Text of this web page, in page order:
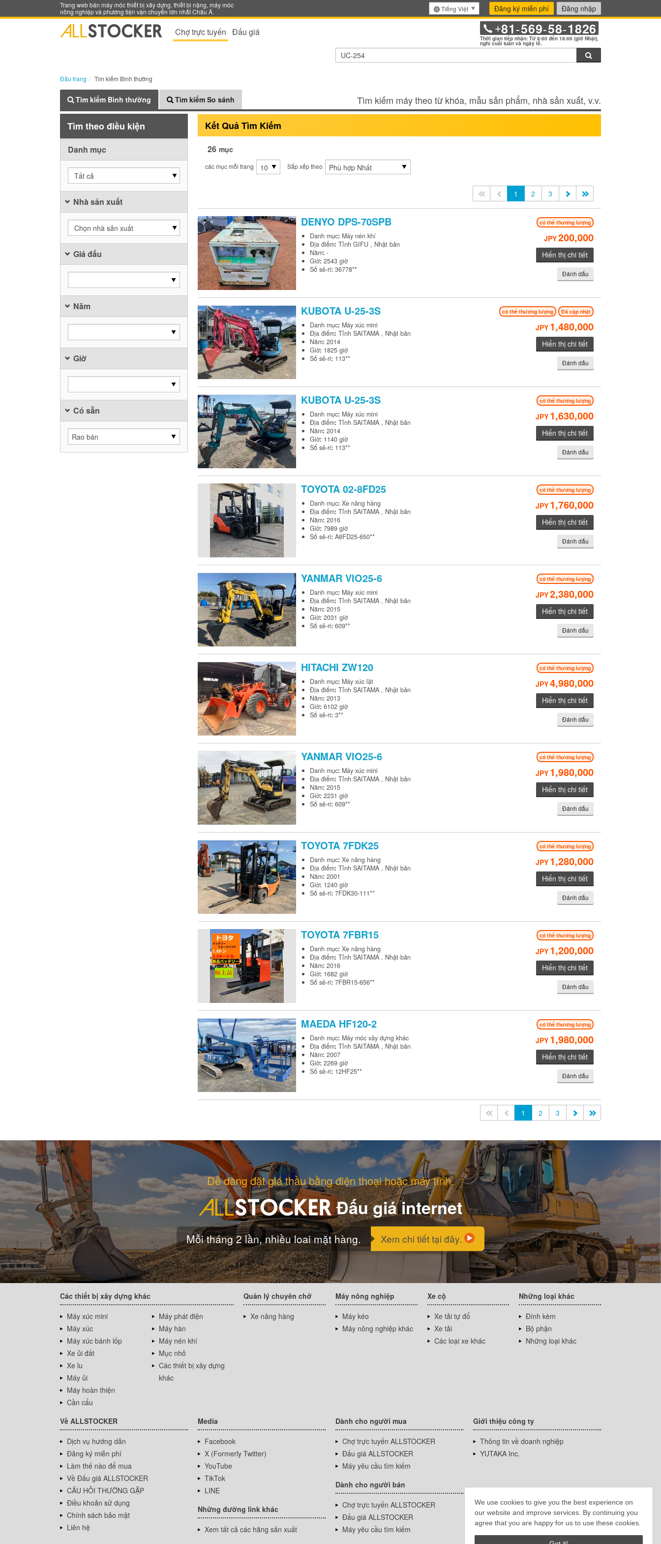
We use cookies to give you the best experience on
our website and improve services. By continuing you
agree that you are happy for us to use these cookies.
Trang web bán máy móc thiết bị xây dựng, thiết bị nặng, máy móc
nông nghiệp và phương tiện vận chuyển lớn nhất Châu Á.
Tiếng Việt Đăng ký miễn phí Đăng nhập
Chợ trực tuyến Đấu giá +81 -569-58-1826
Thời gian tiếp nhận: Từ 9:00 đến 18:00 (giờ Nhật),
nghỉ cuối tuần và ngày lễ.
Đầu trang Tìm kiếm Bình thường
Tìm kiếm Bình thường Tìm kiếm So sánh Tìm kiếm máy theo từ khóa, mẫu sản phẩm, nhà sản xuất, v.v.
Tìm theo điều kiện
Danh mục
Tất cả
Nhà sản xuất
Chọn nhà sản xuất
Giá đấu
Năm
Giờ
Có sẵn
Kết Quả Tìm Kiếm
26 mục
các mục mỗi trang Sắp xếp theo
<< 1 2 3
DENYO DPS-70SPB có thể thương lượng
Danh mục: Máy nén khí
Địa điểm: Tỉnh GIFU , Nhật bản
Năm: -
Giờ: 2543 giờ
Số sê-ri: 36778**
JPY200,000
Hiển thị chi tiết
Đánh dấu
KUBOTA U-25-3S có thể thương lượng Đã cập nhật
Danh mục: Máy xúc mini
Địa điểm: Tỉnh SAITAMA , Nhật bản
Năm: 2014
Giờ: 1825 giờ
Số sê-ri: 113**
JPY 1,480,000
Hiển thị chi tiết
Đánh dấu
KUBOTA U-25-3S có thể thương lượng
Danh mục: Máy xúc mini
Địa điểm: Tỉnh SAITAMA , Nhật bản
Năm: 2014
Giờ: 1140 giờ
Số sê-ri: 113**
JPY 1,630,000
Hiển thị chi tiết
Đánh dấu
TOYOTA 02-8FD25 có thể thương lượng
Danh mục: Xe nâng hàng
Địa điểm: Tỉnh SAITAMA , Nhật bản
Năm: 2016
Giờ: 7989 giờ
Số sê-ri: A8FD25-650**
JPY 1,760,000
Hiển thị chi tiết
Đánh dấu
YANMAR VIO25-6 có thể thương lượng
Danh mục: Máy xúc mini
Địa điểm: Tỉnh SAITAMA , Nhật bản
Năm: 2015
Giờ: 2031 giờ
Số sê-ri: 609**
JPY2,380,000
Hiển thị chi tiết
Đánh dấu
HITACHI ZW120 có thể thương lượng
Danh mục: Máy xúc lật
Địa điểm: Tỉnh SAITAMA , Nhật bản
Năm: 2013
Giờ: 6102 giờ
Số sê-ri: 3**
JPY4,980,000
Hiển thị chi tiết
Đánh dấu
YANMAR VIO25-6 có thể thương lượng
Danh mục: Máy xúc mini
Địa điểm: Tỉnh SAITAMA , Nhật bản
Năm: 2015
Giờ: 2231 giờ
Số sê-ri: 609**
JPY 1,980,000
Hiển thị chi tiết
Đánh dấu
TOYOTA 7FDK25 có thể thương lượng
Danh mục: Xe nâng hàng
Địa điểm: Tỉnh SAITAMA , Nhật bản
Năm: 2001
Giờ: 1240 giờ
Số sê-ri: 7FDK30-111**
JPY 1,280,000
Hiển thị chi tiết
Đánh dấu
TOYOTA 7FBR15 có thể thương lượng
Danh mục: Xe nâng hàng
Địa điểm: Tỉnh SAITAMA , Nhật bản
Năm: 2016
Giờ: 1682 giờ
Số sê-ri: 7FBR15-656**
JPY 1,200,000
Hiển thị chi tiết
Đánh dấu
MAEDA HF120-2 có thể thương lượng
Danh mục: Máy móc xây dựng khác
Địa điểm: Tỉnh SAITAMA , Nhật bản
Năm: 2007
Giờ: 2269 giờ
Số sê-ri: 12HF25**
JPY 1,980,000
Hiển thị chi tiết
Đánh dấu
<< 1 2 3
Dễ dàng đặt giá thầu bằng điện thoại hoặc máy tính.
Đấu giá internet
Mỗi tháng 2 lần, nhiều loai mặt hàng. Xem chi tiết tại đây.
Các thiết bị xây dựng khác
Máy xúc mini
Máy xúc
Máy xúc bánh lốp
Xe ủi đất
Xe lu
Máy ủi
Máy hoàn thiện
Cần cẩu
Máy phát điện
Máy hàn
Máy nén khí
Mục nhỏ
Các thiết bị xây dựng
khác
Quản lý chuyên chở
Xe nâng hàng
Máy nông nghiệp
Máy kéo
Máy nông nghiệp khác
Xe cộ
Xe tải tự đổ
Xe tải
Các loại xe khác
Những loại khác
Đính kèm
Bộ phận
Những loại khác
Về ALLSTOCKER
Dịch vụ hướng dẫn
Đăng ký miễn phí
Làm thế nào để mua
Về Đấu giá ALLSTOCKER
CÂU HỎI THƯỜNG GẶP
Điều khoản sử dụng
Chính sách bảo mật
Liên hệ
Media
Facebook
X (Formerly Twitter)
YouTube
TikTok
LINE
Những đường link khác
Xem tất cả các hãng sản xuất
Dành cho người mua
Chợ trực tuyến ALLSTOCKER
Đấu giá ALLSTOCKER
Máy yêu cầu tìm kiếm
Dành cho người bán
Chợ trực tuyến ALLSTOCKER
Đấu giá ALLSTOCKER
Máy yêu cầu tìm kiếm
Giới thiệu công ty
Thông tin về doanh nghiệp
YUTAKA Inc.